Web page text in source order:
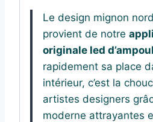
Le design mignon
provient de notre
originale led
rapidement sa place
intérieur, c’est la
artistes designers
moderne attrayantes